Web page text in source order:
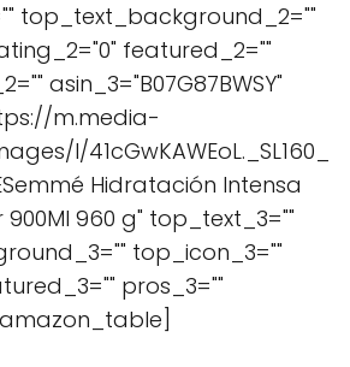
top_text_background_2=""
featured_2=""
asin_3="B07G87BWSY"
m.media-
I/41cGwKAWEoL._SL160_
Hidratación Intensa
960 g" top_text_3=""
top_icon_3=""
pros_3=""